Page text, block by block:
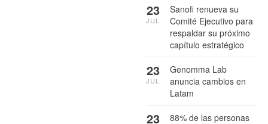
Sanofi renueva su
Comité Ejecutivo para
respaldar su próximo
capítulo estratégico
23
JUL
Genomma Lab
anuncia cambios en
Latam
23
JUL
88% de las personas
23